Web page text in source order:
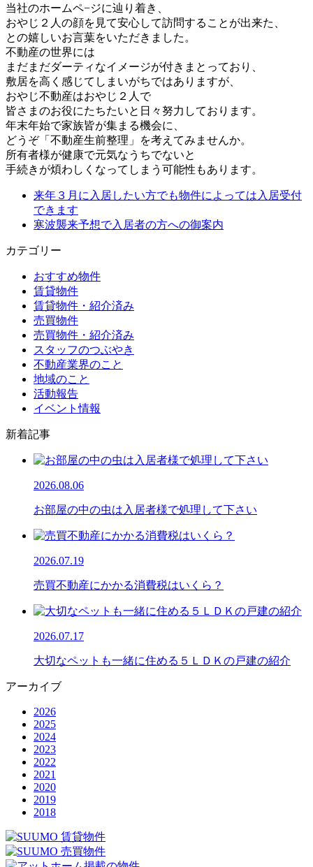
当社のホームペ−ジに辿り着き、
おやじ２人の顔を見て安心して訪問することが出来た、
との嬉しいお言葉をいただきました。
不動産の世界には
まだまだダーティなイメージが付きまとっており
敷居を高く 感じてしまいがちではありますが、
おやじ不動産はおやじ２人で
皆さまのお役にたちたいと日々努力しております。
年末年始で家族皆が集まる機会に、
どうぞ「不動産生前整理」
を考えてみませんか。
所有者様が健康で元気なうちでないと
手続きが煩わしくなってしま う可能性 もあります。
来年３月に入居したい方でも物件によっては入居受付
できます
寒波襲来予想で入居者の方への御案内
カテゴリー
おすすめ物件
賃貸物件
賃貸物件・紹介済み
売買物件
売買物件・紹介済み
スタッフのつぶやき
不動産業界のこと
地域のこと
活動報告
イベント情報
新着記事
2026.08.06
お部屋の中の虫は入居者様で処理して下さい
2026.07.19
売買不動産にかかる消費税はいくら？
2026.07.17
大切なペットも一緒に住める５ＬＤＫの戸建の紹介
アーカイブ
2026
2025
2024
2023
2022
2021
2020
2019
2018